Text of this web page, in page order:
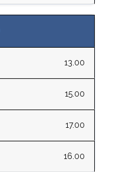
13.00
15.00
17.00
16.00